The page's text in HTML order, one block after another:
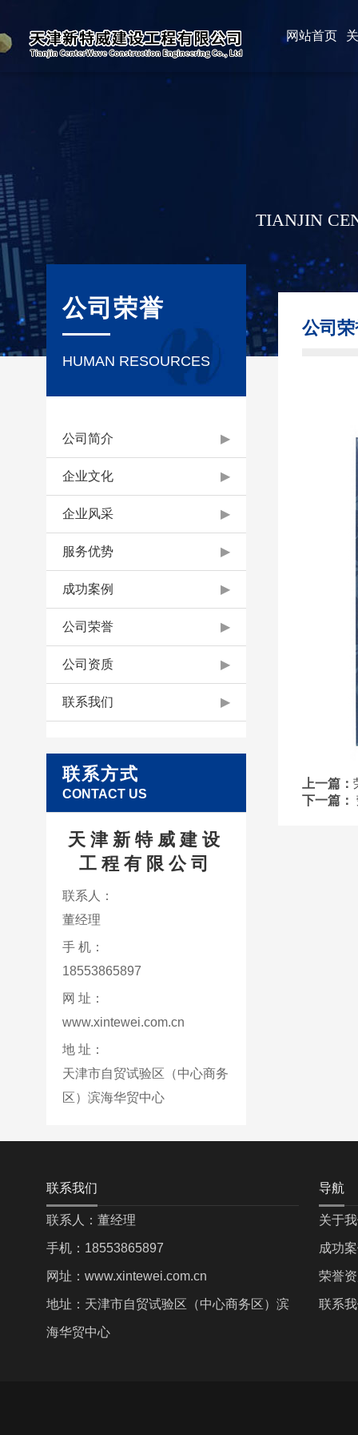
网站首页
TIANJIN
公司荣誉
HUMAN RESOURCES
公司简介 ▶
企业文化 ▶
企业风采 ▶
服务优势 ▶
成功案例 ▶
公司荣誉 ▶
公司资质 ▶
联系我们 ▶
联系方式
CONTACT US
天津新特威建设
工程有限公司
联系人：
董经理
手 机：
18553865897
网 址：
www.xintewei.com.cn
地 址：
天津市自贸试验区（中心商务
区）滨海华贸中心
公司
上一篇：
下一篇：
联系我们
联系人：董经理
手机：18553865897
网址：www.xintewei.com.cn
地址：天津市自贸试验区（中心商务区）滨
海华贸中心
导航
关于
成功
荣誉
联系